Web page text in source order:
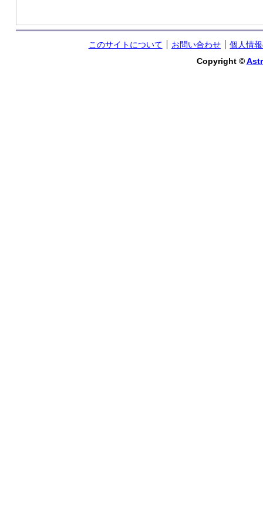
このサイトについて お問い合わせ
個人情
Copyright ©